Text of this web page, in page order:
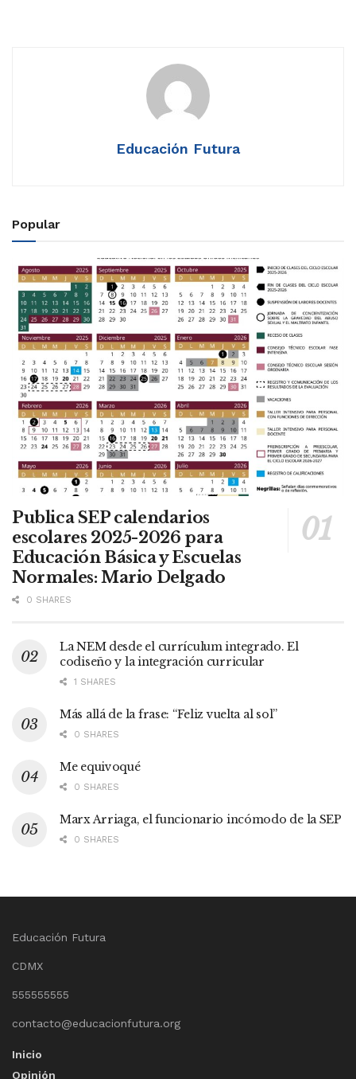
Educación Futura
Popular
Publica SEP calendarios
escolares 2025-2026 para
Educación Básica y Escuelas
Normales: Mario Delgado
0 SHARES
La NEM desde el currículum integrado. El
codiseño y la integración curricular
1 SHARES
Más allá de la frase: “Feliz vuelta al sol”
0 SHARES
Me equivoqué
0 SHARES
Marx Arriaga, el funcionario incómodo de la SEP
0 SHARES
Educación Futura
CDMX
555555555
contacto@educacionfutura.org
Inicio
Opinión